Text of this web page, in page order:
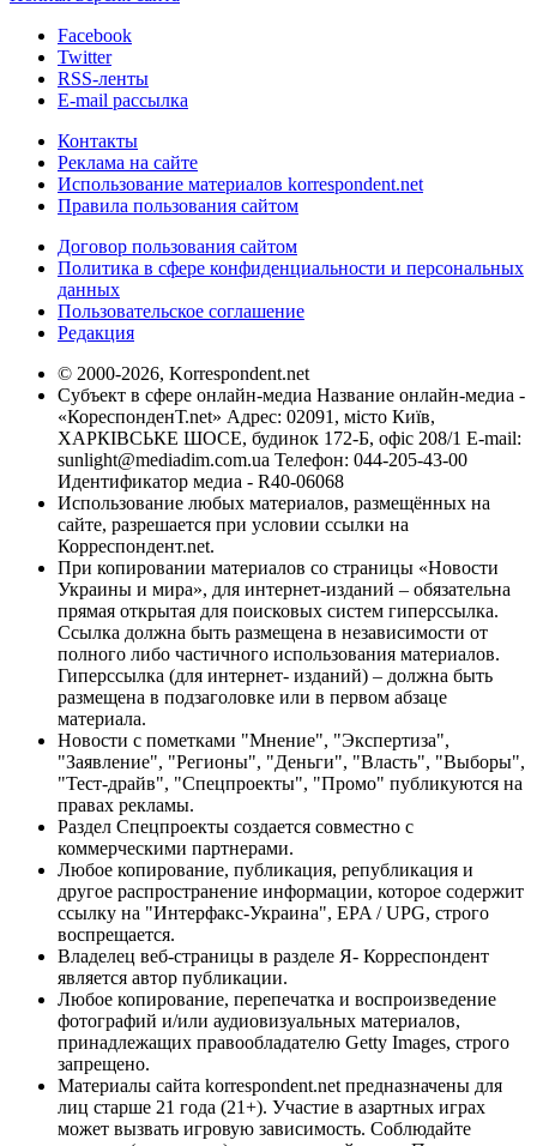
Facebook
Twitter
RSS-ленты
E-mail рассылка
Контакты
Реклама на сайте
Использование материалов korrespondent.net
Правила пользования сайтом
Договор пользования сайтом
Политика в сфере конфиденциальности и персональных
данных
Пользовательское соглашение
Редакция
© 2000-2026, Korrespondent.net
Субъект в сфере онлайн-медиа Название онлайн-медиа -
«КореспонденТ.net» Адрес: 02091, місто Київ,
ХАРКІВСЬКЕ ШОСЕ, будинок 172-Б, офіс 208/1 E-mail:
sunlight@mediadim.com.ua Телефон: 044-205-43-00
Идентификатор медиа - R40-06068
Использование любых материалов, размещённых на
сайте, разрешается при условии ссылки на
Корреспондент.net.
При копировании материалов со страницы «Новости
Украины и мира», для интернет-изданий – обязательна
прямая открытая для поисковых систем гиперссылка.
Ссылка должна быть размещена в независимости от
полного либо частичного использования материалов.
Гиперссылка (для интернет- изданий) – должна быть
размещена в подзаголовке или в первом абзаце
материала.
Новости с пометками "Мнение", "Экспертиза",
"Заявление", "Регионы", "Деньги", "Власть", "Выборы",
"Тест-драйв", "Спецпроекты", "Промо" публикуются на
правах рекламы.
Раздел Спецпроекты создается совместно с
коммерческими партнерами.
Любое копирование, публикация, републикация и
другое распространение информации, которое содержит
ссылку на "Интерфакс-Украина", EPA / UPG, строго
воспрещается.
Владелец веб-страницы в разделе Я- Корреспондент
является автор публикации.
Любое копирование, перепечатка и воспроизведение
фотографий и/или аудиовизуальных материалов,
принадлежащих правообладателю Getty Images, строго
запрещено.
Материалы сайта korrespondent.net предназначены для
лиц старше 21 года (21+). Участие в азартных играх
может вызвать игровую зависимость. Соблюдайте